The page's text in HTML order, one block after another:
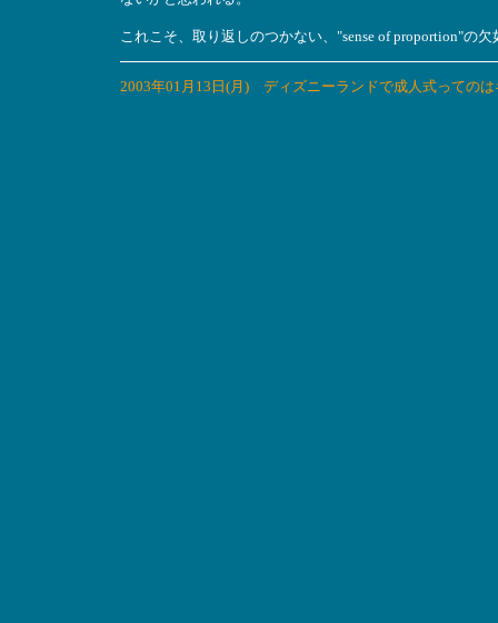
これこそ、取り返しのつかない、"sense of proportion"の
2003年01月13日(月) ディズニーランドで成人式ってのは